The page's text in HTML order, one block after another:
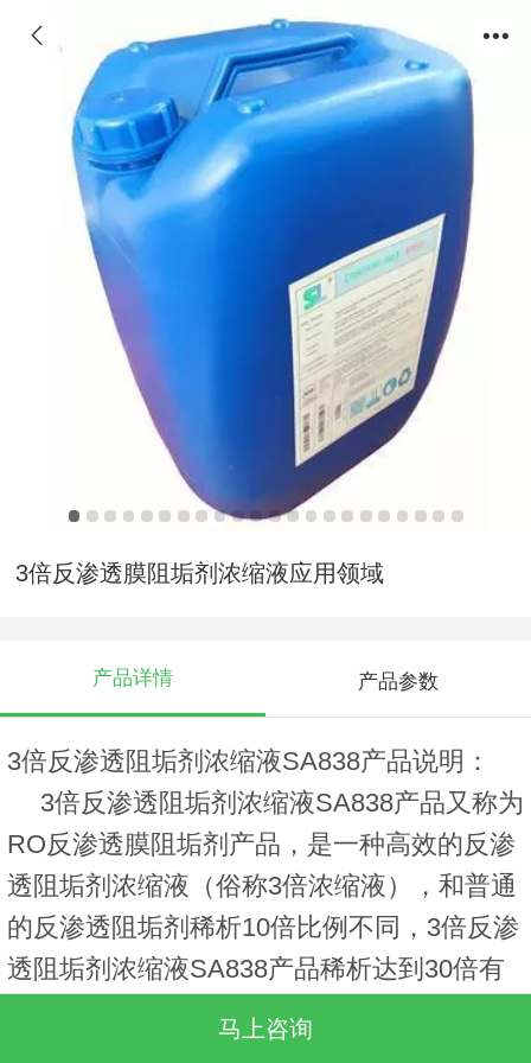
3倍反渗透膜阻垢剂浓缩液应用领域
产品详情 产品参数
3倍反渗透阻垢剂浓缩液SA838产品说明：
3倍反渗透阻垢剂浓缩液SA838产品又称为
RO反渗透膜阻垢剂产品，是一种高效的反渗
透阻垢剂浓缩液（俗称3倍浓缩液），和普通
的反渗透阻垢剂稀析10倍比例不同，3倍反渗
透阻垢剂浓缩液SA838产品稀析达到30倍有
效的提高了大型设备的阻垢能力，延长反渗
马上咨询